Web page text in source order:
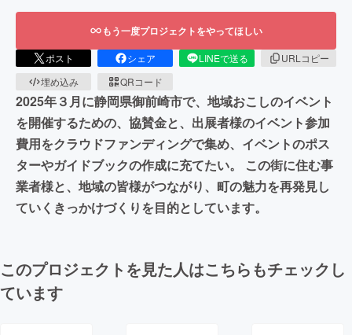
もう一度プロジェクトをやってほしい
ポスト シェア LINEで送る
URLコピー
埋め込み
QRコード
2025年３月に静岡県御前崎市で、地域おこしのイベント
を開催するための、協賛金と、出展者様のイベント参加
費用をクラウドファンディングで集め、イベントのポス
ターやガイドブックの作成に充てたい。 この街に住む事
業者様と、地域の皆様がつながり、町の魅力を再発見し
ていくきっかけづくりを目的としています。
このプロジェクトを見た人はこちらもチェックし
ています